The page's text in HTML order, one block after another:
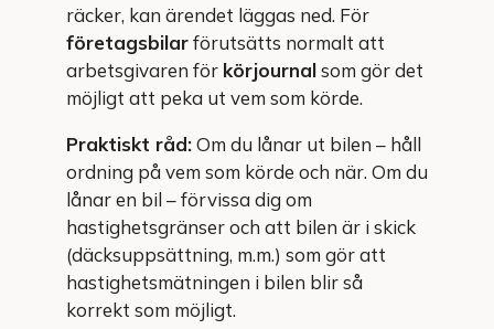
räcker, kan ärendet läggas ned. För
företagsbilarförutsätts normalt att
arbetsgivaren för körjournalsom gör det
möjligt att peka ut vem som körde.
Praktiskt råd:Om du lånar ut bilen – håll
ordning på vem som körde och när. Om du
lånar en bil – förvissa dig om
hastighetsgränser och att bilen är i skick
(däcksuppsättning, m.m.) som gör att
hastighetsmätningen i bilen blir så
korrekt som möjligt.